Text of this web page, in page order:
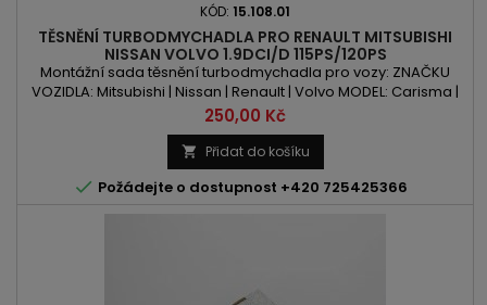
KÓD: 15.108.01
TĚSNĚNÍ TURBODMYCHADLA PRO RENAULT MITSUBISHI
NISSAN VOLVO 1.9DCI/D 115PS/120PS
Montážní sada těsnění turbodmychadla pro vozy: ZNAČKU
VOZIDLA: Mitsubishi | Nissan | Renault | Volvo MODEL: Carisma |
Space Star | Primiera | Espace | Laguna | Megane | Scenic | S40
| V40 KÓD MOTORU: F9Q2 | F9Q650 | F9Q664 | F9Q670 | F9Q680 |
F9Q750 | F9Q756 | F9Q800 | F9Q808 | F9Q812 | F9Q820 | F9Q826 |
D4192T3 OBSAH: 1870ccm 1.9DCI / Di / D VÝKON: 115PS...
Cena
250,00 Kč
 Přidat do košíku
 Požádejte o dostupnost +420 725425366